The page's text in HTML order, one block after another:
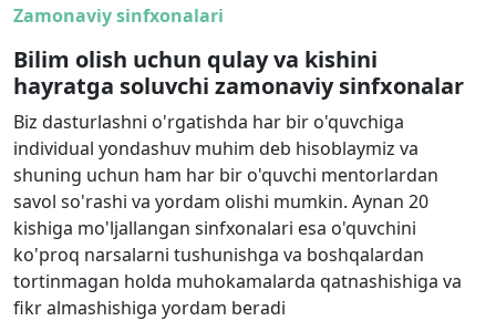
Zamonaviy sinfxonalari
Bilim olish uchun qulay va kishini
hayratga soluvchi zamonaviy sinfxonalar
Biz dasturlashni o'rgatishda har bir o'quvchiga
individual yondashuv muhim deb hisoblaymiz va
shuning uchun ham har bir o'quvchi mentorlardan
savol so'rashi va yordam olishi mumkin. Aynan 20
kishiga mo'ljallangan sinfxonalari esa o'quvchini
ko'proq narsalarni tushunishga va boshqalardan
tortinmagan holda muhokamalarda qatnashishiga va
fikr almashishiga yordam beradi